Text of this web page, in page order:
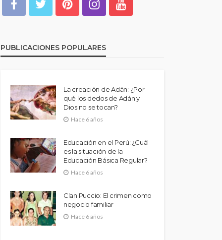
PUBLICACIONES POPULARES
La creación de Adán: ¿Por
qué los dedos de Adán y
Dios no se tocan?
Hace 6 años
Educación en el Perú: ¿Cuál
es la situación de la
Educación Básica Regular?
Hace 6 años
Clan Puccio: El crimen como
negocio familiar
Hace 6 años